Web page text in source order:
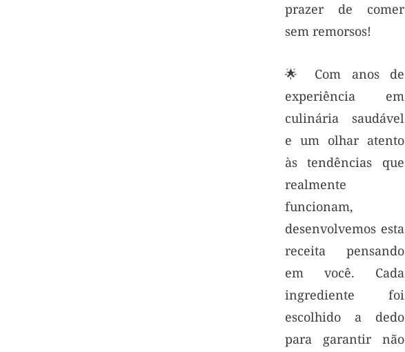
prazer de comer
sem remorsos!
🌟 Com anos de
experiência em
culinária saudável
e um olhar atento
às tendências que
realmente
funcionam,
desenvolvemos esta
receita pensando
em você. Cada
ingrediente foi
escolhido a dedo
para garantir não